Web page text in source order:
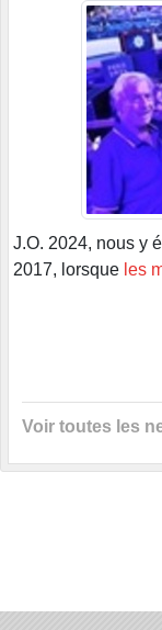
J.O. 2024, nous y
2017, lorsque les
Voir toutes les